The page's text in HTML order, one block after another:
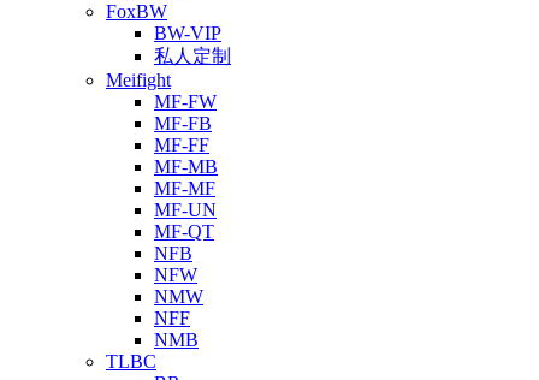
FoxBW
BW-VIP
私人定制
Meifight
MF-FW
MF-FB
MF-FF
MF-MB
MF-MF
MF-UN
MF-QT
NFB
NFW
NMW
NFF
NMB
TLBC